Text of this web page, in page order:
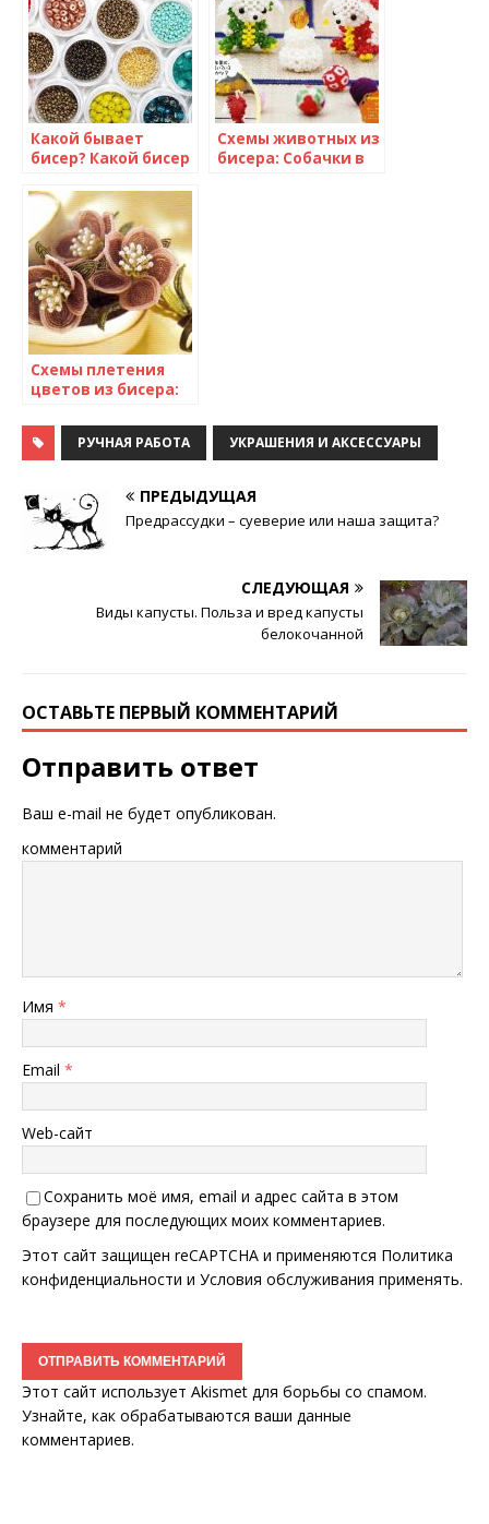
Какой бывает
бисер? Какой бисер
Схемы животных из
бисера: Собачки в
Схемы плетения
цветов из бисера:
РУЧНАЯ РАБОТА УКРАШЕНИЯ И АКСЕССУАРЫ
ПРЕДЫДУЩАЯ
Предрассудки – суеверие или наша защита?
СЛЕДУЮЩАЯ
Виды капусты. Польза и вред капусты
белокочанной
ОСТАВЬТЕ ПЕРВЫЙ КОММЕНТАРИЙ
Отправить ответ
Ваш e-mail не будет опубликован.
комментарий
Имя *
Email *
Web-сайт
Сохранить моё имя, email и адрес сайта в этом
браузере для последующих моих комментариев.
Этот сайт защищен reCAPTCHA и применяются Политика
конфиденциальности и Условия обслуживания применять.
Этот сайт использует Akismet для борьбы со спамом.
Узнайте, как обрабатываются ваши данные
комментариев.